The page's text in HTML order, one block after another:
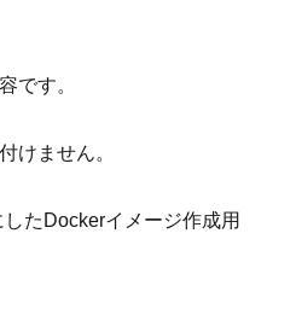
です。
けません。
たDockerイメージ作成用